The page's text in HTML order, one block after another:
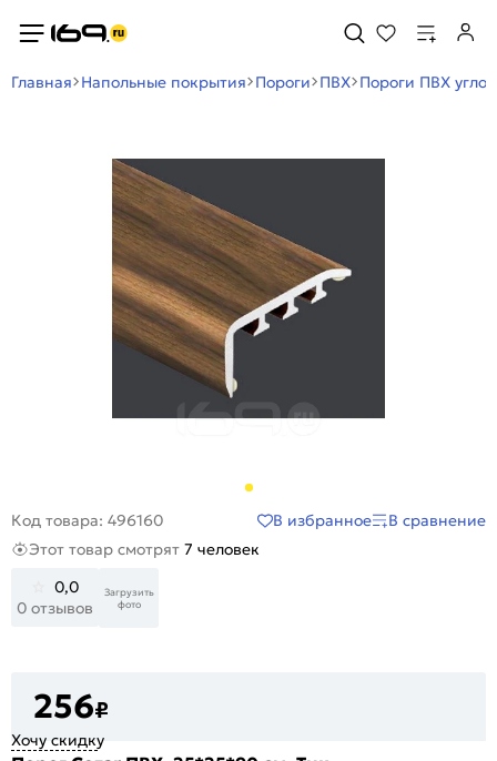
Главная Напольные покрытия Пороги ПВХ Пороги ПВХ
Код товара: 496160 В избранное
В сравнение
Этот товар смотрят 7 человек
0,0
0 отзывов
Загрузить
фото
256₽
Хочу скидку